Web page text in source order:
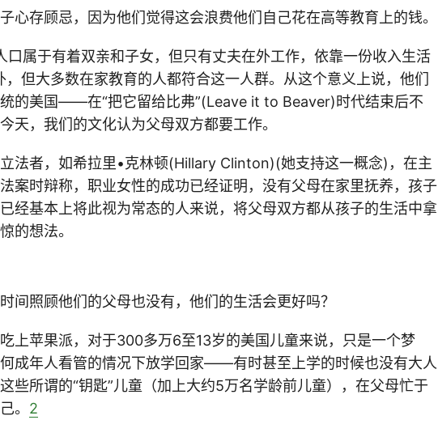
心存顾忌，因为他们觉得这会浪费他们自己花在高等教育上的钱。
口属于有着双亲和子女，但只有丈夫在外工作，依靠一份收入生活
，但大多数在家教育的人都符合这一人群。从这个意义上说，他们
的美国——在“把它留给比弗”(Leave it to Beaver)时代结束后不
天，我们的文化认为父母双方都要工作。
法者，如希拉里•克林顿(Hillary Clinton)(她支持这一概念)，在主
案时辩称，职业女性的成功已经证明，没有父母在家里抚养，孩子
经基本上将此视为常态的人来说，将父母双方都从孩子的生活中拿
的想法。
间照顾他们的父母也没有，他们的生活会更好吗？
上苹果派，对于300多万6至13岁的美国儿童来说，只是一个梦
成年人看管的情况下放学回家——有时甚至上学的时候也没有大人
些所谓的“钥匙”儿童（加上大约5万名学龄前儿童），在父母忙于
。 2